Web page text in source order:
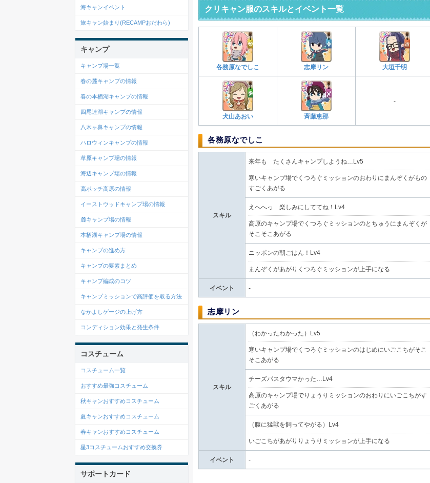
クリキャン服のスキルとイベント一覧
各務原なでしこ 志摩リン 大垣千明
犬山あおい 斉藤恵那
-
各務原なでしこ
スキル
来年も たくさんキャンプしようね…Lv5
寒いキャンプ場でくつろぐミッションのおわりにまんぞくがもの
すごくあがる
えへへっ 楽しみにしててね！Lv4
高原のキャンプ場でくつろぐミッションのとちゅうにまんぞくが
そこそこあがる
ニッポンの朝ごはん！Lv4
まんぞくがあがりくつろぐミッションが上手になる
イベント -
志摩リン
スキル
（わかったわかった）Lv5
寒いキャンプ場でくつろぐミッションのはじめにいごこちがそこ
そこあがる
チーズパスタウマかった…Lv4
高原のキャンプ場でりょうりミッションのおわりにいごこちがす
ごくあがる
（腹に猛獣を飼ってやがる）Lv4
いごこちがあがりりょうりミッションが上手になる
イベント -
海キャンイベント
旅キャン始まり(RECAMPおだわら)
キャンプ
キャンプ場一覧
春の麓キャンプの情報
春の本栖湖キャンプの情報
四尾連湖キャンプの情報
八木ヶ鼻キャンプの情報
ハロウィンキャンプの情報
草原キャンプ場の情報
海辺キャンプ場の情報
高ボッチ高原の情報
イーストウッドキャンプ場の情報
麓キャンプ場の情報
本栖湖キャンプ場の情報
キャンプの進め方
キャンプの要素まとめ
キャンプ編成のコツ
キャンプミッションで高評価を取る方法
なかよしゲージの上げ方
コンディション効果と発生条件
コスチューム
コスチューム一覧
おすすめ最強コスチューム
秋キャンおすすめコスチューム
夏キャンおすすめコスチューム
春キャンおすすめコスチューム
星3コスチュームおすすめ交換券
サポートカード